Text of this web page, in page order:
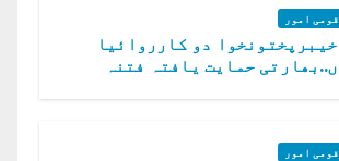
قومی امور
خیبرپختونخوا دو کارروائیا
ں..بھارتی حمایت یافتہ فتنہ
قومی امور